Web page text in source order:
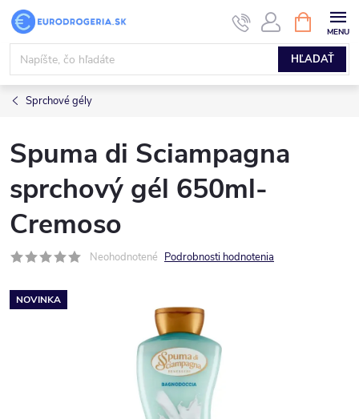
Prejsť
obsah
HĽADAŤ
KOŠÍK
Sprchové gély
Spuma di Sciampagna
sprchový gél 650ml-
Cremoso
Neohodnotené Podrobnosti hodnotenia
NOVINKA